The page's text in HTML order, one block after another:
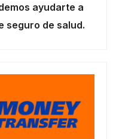
ayudarte a
seguro de salud.